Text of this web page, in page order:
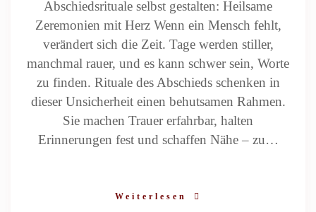
Abschiedsrituale selbst gestalten: Heilsame
Zeremonien mit Herz Wenn ein Mensch fehlt,
verändert sich die Zeit. Tage werden stiller,
manchmal rauer, und es kann schwer sein, Worte
zu finden. Rituale des Abschieds schenken in
dieser Unsicherheit einen behutsamen Rahmen.
Sie machen Trauer erfahrbar, halten
Erinnerungen fest und schaffen Nähe – zu…
Weiterlesen